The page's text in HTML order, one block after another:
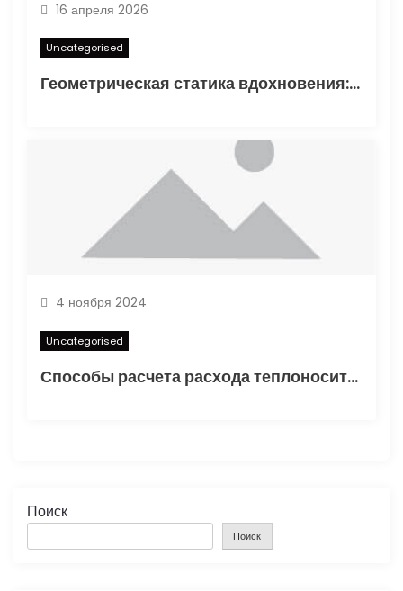
16 апреля 2026
Uncategorised
Геометрическая статика вдохновения: туннелирование карандаша как проявление синдромом отложенного существования
4 ноября 2024
Uncategorised
Способы расчета расхода теплоносителя для системы отопления
Поиск
Поиск